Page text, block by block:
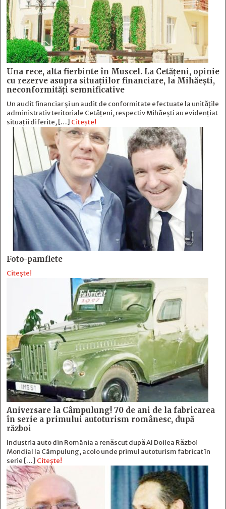
Una rece, alta fierbinte în Muscel. La Cetăţeni, opinie
cu rezerve asupra situaţiilor financiare, la Mihăeşti,
neconformităţi semnificative
Un audit financiar și un audit de conformitate efectuate la unitățile
administrativ teritoriale Cetățeni, respectiv Mihăești au evidențiat
situații diferite, […] Citește!
Foto-pamflete
Citește!
Aniversare la Câmpulung! 70 de ani de la fabricarea
în serie a primului autoturism românesc, după
război
Industria auto din România a renăscut după Al Doilea Război
Mondial la Câmpulung, acolo unde primul autoturism fabricat în
serie […] Citește!